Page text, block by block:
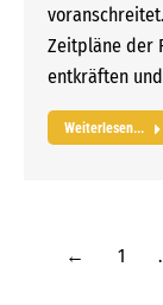
Zeitpläne der
entkräften
Weiterlesen...
← 1